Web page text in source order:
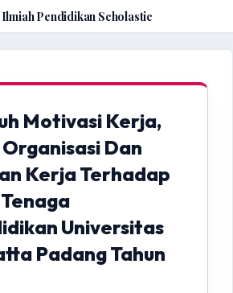
Pendidikan Scholastic
Motivasi Kerja,
Dan
Kerja Terhadap
Universitas
Padang Tahun